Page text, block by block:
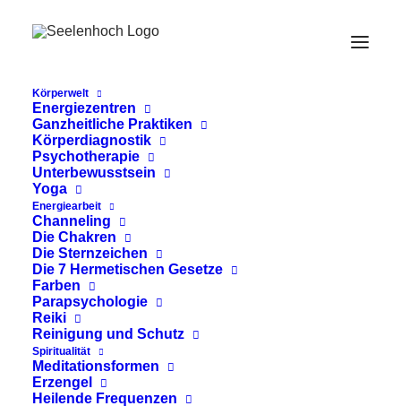
Körperwelt
Energiezentren
Ganzheitliche Praktiken
Körperdiagnostik
Psychotherapie
Unterbewusstsein
Yoga
Energiearbeit
Channeling
Die Chakren
Die Sternzeichen
Die 7 Hermetischen Gesetze
Farben
Parapsychologie
Reiki
Reinigung und Schutz
Spiritualität
Meditationsformen
Erzengel
Heilende Frequenzen
pranayaama